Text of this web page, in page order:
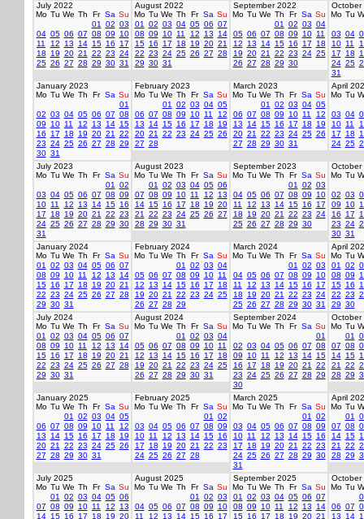
July 2022
Mo Tu We Th Fr Sa Su
01
02 03
04 05 06 07 08 09
10
11
12 13 14 15 16
17
18
19 20 21 22 23 24
25 26 27 28 29 30 31
August 2022
Mo Tu We Th Fr Sa Su
01
02 03 04 05 06 07
08 09 10 11 12 13
14
15 16 17 18 19 20 21
22 23 24 25 26 27 28
29 30 31
September 2022
Mo Tu We Th Fr Sa Su
01
02 03 04
05 06 07 08 09 10 11
12
13 14 15 16 17
18
19 20 21 22 23 24 25
26 27 28 29 30
October
Mo Tu
03 04
10 11
17
18
24 25
31
January 2023
Mo Tu We Th Fr Sa Su
01
02 03 04 05 06 07 08
09
10 11 12 13 14 15
16
17 18 19 20 21
22
23 24 25 26 27 28 29
30 31
February 2023
Mo Tu We Th Fr Sa Su
01
02 03 04 05
06 07 08 09 10 11
12
13
14 15 16 17 18
19
20 21 22 23 24 25 26
27 28
March 2023
Mo Tu We Th Fr Sa Su
01
02 03 04 05
06 07 08 09 10 11
12
13
14 15 16 17 18
19
20 21 22 23 24 25 26
27 28 29 30 31
April
Mo Tu
03 04
10 11
17
18
24 25
July 2023
Mo Tu We Th Fr Sa Su
01
02
03 04 05 06 07 08 09
10 11 12 13 14 15 16
17
18 19 20 21 22 23
24 25 26 27 28 29 30
31
August 2023
Mo Tu We Th Fr Sa Su
01
02 03 04 05 06
07 08 09 10 11 12
13
14 15 16 17 18 19 20
21
22 23 24 25 26 27
28 29 30 31
September 2023
Mo Tu We Th Fr Sa Su
01
02 03
04 05 06 07 08 09
10
11
12 13 14 15 16
17
18
19 20 21 22 23 24
25 26 27 28 29 30
October
Mo Tu
02 03
09
10
16
17
23 24
30 31
January 2024
Mo Tu We Th Fr Sa Su
01
02 03 04 05 06 07
08 09 10 11 12 13
14
15 16 17 18 19 20 21
22 23 24 25 26 27 28
29 30 31
February 2024
Mo Tu We Th Fr Sa Su
01
02 03 04
05 06 07 08 09 10 11
12
13 14 15 16 17
18
19 20 21 22 23 24 25
26 27 28 29
March 2024
Mo Tu We Th Fr Sa Su
01
02 03
04 05 06 07 08 09
10
11
12 13 14 15 16
17
18
19 20 21 22 23 24
25 26 27 28 29 30 31
April
Mo Tu
01
02
08 09
15 16
22 23
29 30
July 2024
Mo Tu We Th Fr Sa Su
01
02 03 04 05 06 07
08 09 10 11 12 13
14
15 16 17 18 19 20 21
22 23 24 25 26 27 28
29 30 31
August 2024
Mo Tu We Th Fr Sa Su
01
02 03 04
05 06 07 08 09 10 11
12
13 14 15 16 17
18
19 20 21 22 23 24 25
26 27 28 29 30 31
September 2024
Mo Tu We Th Fr Sa Su
01
02 03 04 05 06 07 08
09
10 11 12 13 14 15
16
17 18 19 20 21
22
23 24 25 26 27 28 29
30
October
Mo Tu
01
07 08
14 15
21
22
28 29
January 2025
Mo Tu We Th Fr Sa Su
01
02 03 04 05
06 07 08 09 10 11
12
13
14 15 16 17 18
19
20 21 22 23 24 25 26
27 28 29 30 31
February 2025
Mo Tu We Th Fr Sa Su
01
02
03 04 05 06 07 08 09
10 11 12 13 14 15 16
17
18 19 20 21 22 23
24 25 26 27 28
March 2025
Mo Tu We Th Fr Sa Su
01
02
03 04 05 06 07 08 09
10 11 12 13 14 15 16
17
18 19 20 21 22 23
24 25 26 27 28 29 30
31
April
Mo Tu
01
07 08
14 15
21
22
28 29
July 2025
Mo Tu We Th Fr Sa Su
01
02 03 04 05 06
07 08 09 10 11 12
13
14 15 16 17 18 19 20
August 2025
Mo Tu We Th Fr Sa Su
01
02 03
04 05 06 07 08 09
10
11
12 13 14 15 16 17
September 2025
Mo Tu We Th Fr Sa Su
01
02 03 04 05 06 07
08 09 10 11 12 13
14
15 16 17 18 19 20 21
October
Mo Tu
06 07
13
14